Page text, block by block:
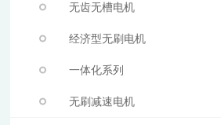
无齿无槽电机
经济型无刷电机
一体化系列
无刷减速电机